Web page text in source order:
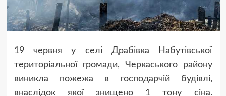
19 червня у селі Драбівка Набутівської
територіальної громади, Черкаського району
виникла пожежа в господарчій будівлі,
внаслідок якої знищено 1 тону сіна.